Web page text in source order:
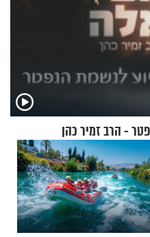
- הרב זמיר כהן